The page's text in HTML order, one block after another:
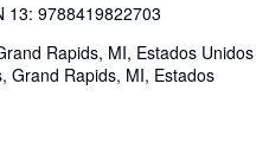
13: 9788419822703
Rapids, MI, Estados Unidos
, Grand Rapids, MI, Estados